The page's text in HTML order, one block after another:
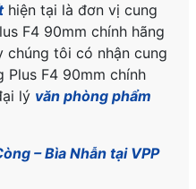
hiện tại là đơn vị cung
F4 90mm chính hãng
chúng tôi có nhận cung
Plus F4 90mmchính
lý văn phòng phẩm
– Bìa Nhẫn tại VPP